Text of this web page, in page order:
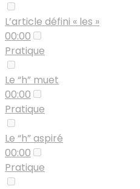
L’article défini « les »
00:00
Pratique
Le “h” muet
00:00
Pratique
Le “h” aspiré
00:00
Pratique